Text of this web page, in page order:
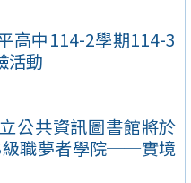
高中114-2學期114-3
活動
公共資訊圖書館將於
級職夢者學院──實境